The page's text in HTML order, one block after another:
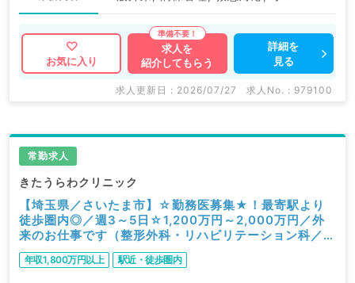
お気に入り
求人を
紹介してもらう
詳細を
見る
求人更新日 : 2026/07/27 求人No. : 979100
常勤求人
きたうらわクリニック
【埼玉県／さいたま市】☆勤務医募集★！最寄駅より
徒歩圏内◎／週3～5日☆1,200万円～2,000万円／外
来のお仕事です（整形外科・リハビリテーション科／常
勤）
年収1,800万円以上 駅近・徒歩圏内